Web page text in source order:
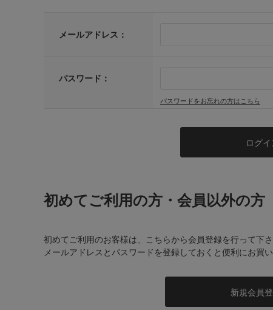
メールアドレス：
パスワード：
パスワードをお忘れの方はこちら
初めてご利用の方・会員以外の方
初めてご利用のお客様は、こちらから会員登録を行って下さ
メールアドレスとパスワードを登録しておくと便利にお買